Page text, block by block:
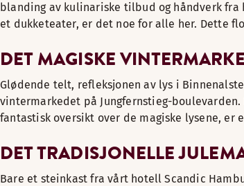
blanding av kulinariske tilbud og håndverk
et dukketeater, er det noe for alle her. Dette
DET MAGISKE
Glødende telt, refleksjonen av lys i
vintermarkedet på Jungfernstieg-
fantastisk oversikt over de magiske lysene,
DET TRADISJONELLE
Bare et steinkast fra vårt hotell Scandic